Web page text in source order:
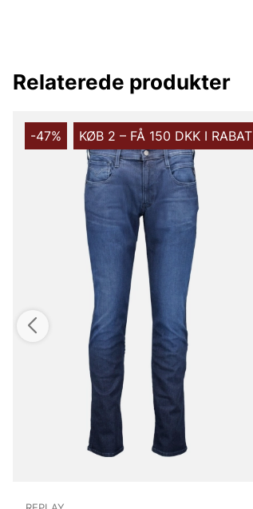
Relaterede produkter
-47% KØB 2 – FÅ 150 DKK I RABAT